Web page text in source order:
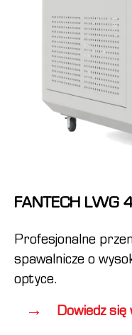
FANTECH LWG
Profesjonalne
spawalnicze o
optyce.
Dowiedz się